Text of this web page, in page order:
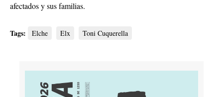
afectados y sus familias.
Tags: Elche Elx Toni Cuquerella